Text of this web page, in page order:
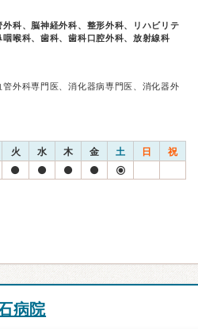
科、脳神経外科、整形外科、リハビリテ
喉科、歯科、歯科口腔外科、放射線科
外科専門医、消化器病専門医、消化器外
火 水 木 金 土 日 祝
病院